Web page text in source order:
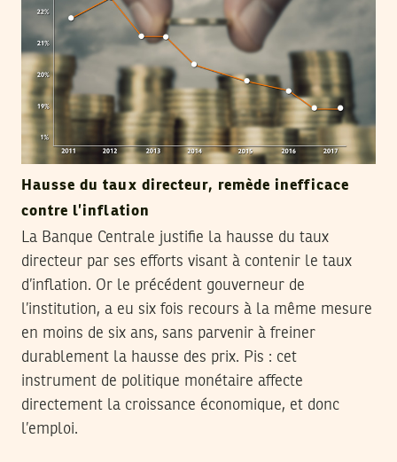
Hausse du taux directeur, remède inefficace
contre l’inflation
La Banque Centrale justifie la hausse du taux
directeur par ses efforts visant à contenir le taux
d’inflation. Or le précédent gouverneur de
l’institution, a eu six fois recours à la même mesure
en moins de six ans, sans parvenir à freiner
durablement la hausse des prix. Pis : cet
instrument de politique monétaire affecte
directement la croissance économique, et donc
l’emploi.